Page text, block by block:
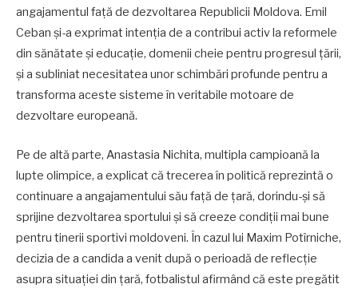
angajamentul față de dezvoltarea Republicii Moldova. Emil
Ceban și-a exprimat intenția de a contribui activ la reformele
din sănătate și educație, domenii cheie pentru progresul țării,
și a subliniat necesitatea unor schimbări profunde pentru a
transforma aceste sisteme în veritabile motoare de
dezvoltare europeană.
Pe de altă parte, Anastasia Nichita, multipla campioană la
lupte olimpice, a explicat că trecerea în politică reprezintă o
continuare a angajamentului său față de țară, dorindu-și să
sprijine dezvoltarea sportului și să creeze condiții mai bune
pentru tinerii sportivi moldoveni. În cazul lui Maxim Potîrniche,
decizia de a candida a venit după o perioadă de reflecție
asupra situației din țară, fotbalistul afirmând că este pregătit